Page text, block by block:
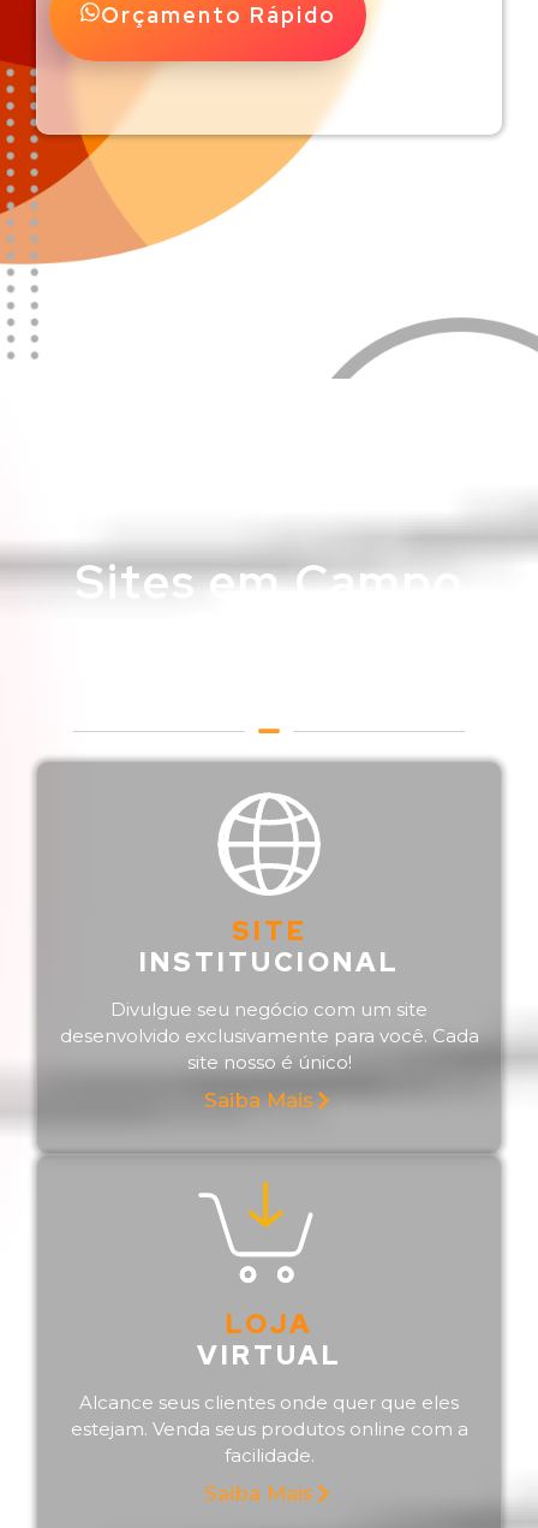
Orçamento Rápido
Sites em Campo
SITE
INSTITUCIONAL
Divulgue seu negócio com um site
desenvolvido exclusivamente para você. Cada
site nosso é único!
Saiba Mais
LOJA
VIRTUAL
Alcance seus clientes onde quer que eles
estejam. Venda seus produtos online com a
facilidade.
Saiba Mais